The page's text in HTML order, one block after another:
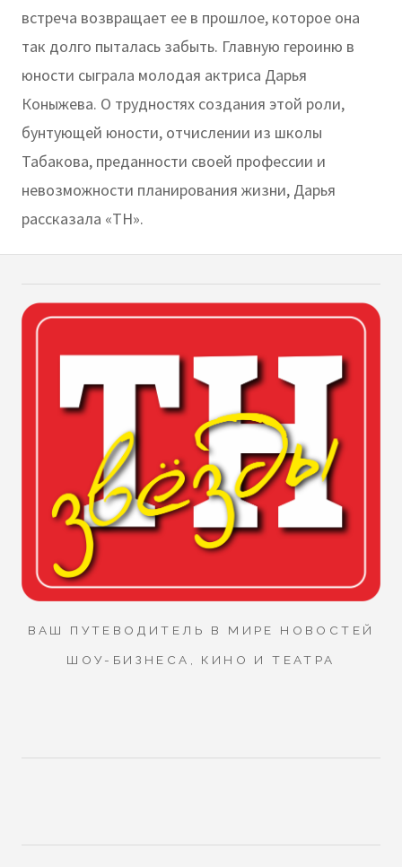
встреча возвращает ее в прошлое, которое она
так долго пыталась забыть. Главную героиню в
юности сыграла молодая актриса Дарья
Коныжева. О трудностях создания этой роли,
бунтующей юности, отчислении из школы
Табакова, преданности своей профессии и
невозможности планирования жизни, Дарья
рассказала «ТН».
ВАШ ПУТЕВОДИТЕЛЬ В МИРЕ НОВОСТЕЙ
ШОУ-БИЗНЕСА, КИНО И ТЕАТРА